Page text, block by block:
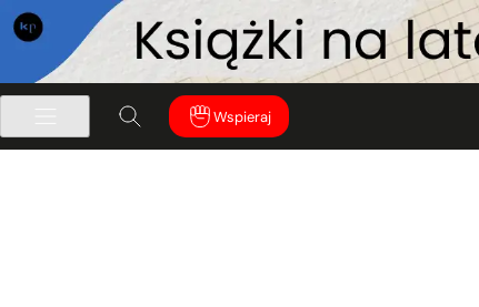
Wspieraj